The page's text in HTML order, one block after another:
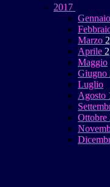
2017
Gennaio
Marzo 2
Aprile 2
Maggio
Giugno
Luglio
Agosto
Ottobre